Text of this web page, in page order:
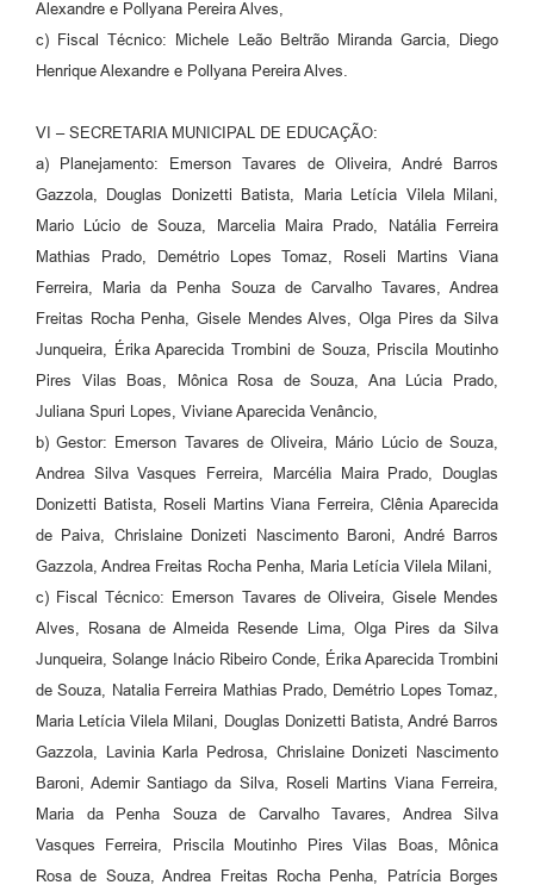
Alexandre e Pollyana Pereira Alves,
c) Fiscal Técnico: Michele Leão Beltrão Miranda Garcia, Diego
Henrique Alexandre e Pollyana Pereira Alves.
VI – SECRETARIA MUNICIPAL DE EDUCAÇÃO:
a) Planejamento: Emerson Tavares de Oliveira, André Barros
Gazzola, Douglas Donizetti Batista, Maria Letícia Vilela Milani,
Mario Lúcio de Souza, Marcelia Maira Prado, Natália Ferreira
Mathias Prado, Demétrio Lopes Tomaz, Roseli Martins Viana
Ferreira, Maria da Penha Souza de Carvalho Tavares, Andrea
Freitas Rocha Penha, Gisele Mendes Alves, Olga Pires da Silva
Junqueira, Érika Aparecida Trombini de Souza, Priscila Moutinho
Pires Vilas Boas, Mônica Rosa de Souza, Ana Lúcia Prado,
Juliana Spuri Lopes, Viviane Aparecida Venâncio,
b) Gestor: Emerson Tavares de Oliveira, Mário Lúcio de Souza,
Andrea Silva Vasques Ferreira, Marcélia Maira Prado, Douglas
Donizetti Batista, Roseli Martins Viana Ferreira, Clênia Aparecida
de Paiva, Chrislaine Donizeti Nascimento Baroni, André Barros
Gazzola, Andrea Freitas Rocha Penha, Maria Letícia Vilela Milani,
c) Fiscal Técnico: Emerson Tavares de Oliveira, Gisele Mendes
Alves, Rosana de Almeida Resende Lima, Olga Pires da Silva
Junqueira, Solange Inácio Ribeiro Conde, Érika Aparecida Trombini
de Souza, Natalia Ferreira Mathias Prado, Demétrio Lopes Tomaz,
Maria Letícia Vilela Milani, Douglas Donizetti Batista, André Barros
Gazzola, Lavinia Karla Pedrosa, Chrislaine Donizeti Nascimento
Baroni, Ademir Santiago da Silva, Roseli Martins Viana Ferreira,
Maria da Penha Souza de Carvalho Tavares, Andrea Silva
Vasques Ferreira, Priscila Moutinho Pires Vilas Boas, Mônica
Rosa de Souza, Andrea Freitas Rocha Penha, Patrícia Borges